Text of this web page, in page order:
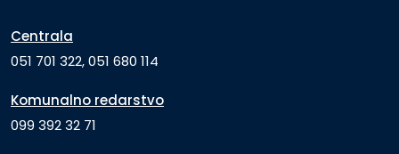
Centrala
051 701 322, 051 680 114
Komunalno redarstvo
099 392 32 71